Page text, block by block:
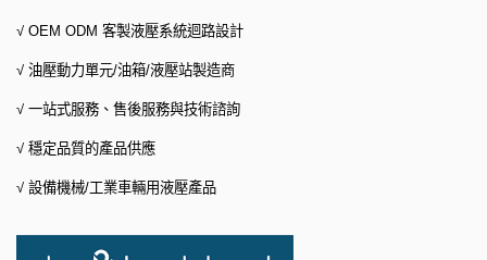
√ OEM ODM 客製液壓系統迴路設計
√ 油壓動力單元/油箱/液壓站製造商
√ 一站式服務、 售後服務與技術諮詢
√ 穩定品質的產品供應
√ 設備機械/工業車輛用液壓產品